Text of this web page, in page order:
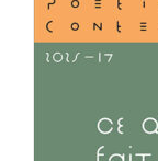
Achat en ligne